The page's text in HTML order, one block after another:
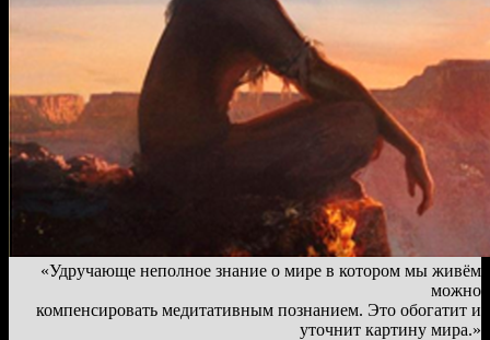
«Удручающе неполное знание о мире в котором мы живём
можно
компенсировать медитативным познанием. Это обогатит и
уточнит картину мира.»